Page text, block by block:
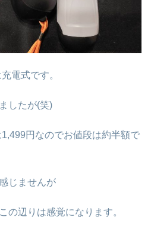
電式です。
したが(笑)
円なのでお値段は約半額で
じませんが
の辺りは感覚になります。